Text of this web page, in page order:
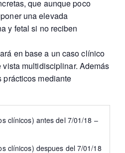
que aunque poco
una elevada
y fetal si no reciben
en base a un caso clínico
multidisciplinar. Además
prácticos mediante
clínicos) antes del 7/01/18 –
clínicos) despues del 7/01/18